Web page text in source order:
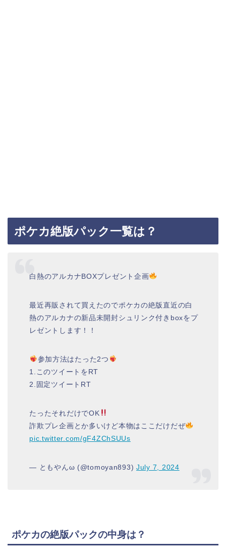
ポケカ絶版パック一覧は？
白熱のアルカナBOXプレゼント企画
最近再販されて買えたのでポケカの絶版直近の白
熱のアルカナの新品未開封シュリンク付きboxをプ
レゼントします！！
参加方法はたった2つ
1.このツイートをRT
2.固定ツイートRT
たったそれだけでOK
詐欺プレ企画とか多いけど本物はここだけだぜ
pic.twitter.com/gF4ZChSUUs
— ともやんω (@tomoyan893)July 7, 2024
ポケカの絶版パックの中身は？